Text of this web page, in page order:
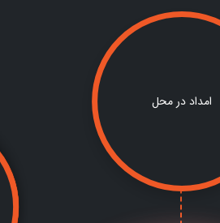
امداد در محل